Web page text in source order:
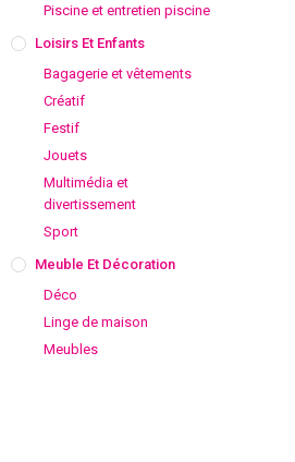
Piscine et entretien piscine
Loisirs Et Enfants
Bagagerie et vêtements
Créatif
Festif
Jouets
Multimédia et
divertissement
Sport
Meuble Et Décoration
Déco
Linge de maison
Meubles